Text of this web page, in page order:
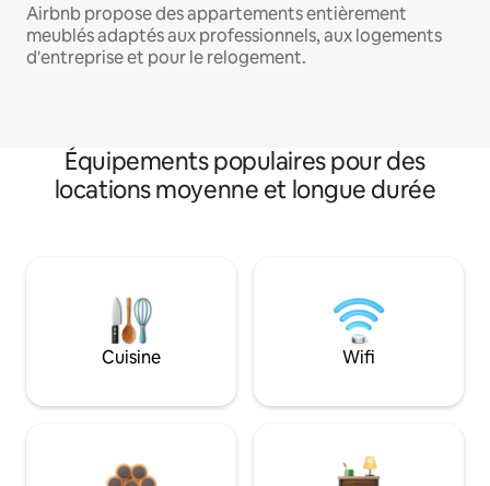
Airbnb propose des appartements entièrement
meublés adaptés aux professionnels, aux logements
d'entreprise et pour le relogement.
Équipements populaires pour des
locations moyenne et longue durée
Cuisine Wifi